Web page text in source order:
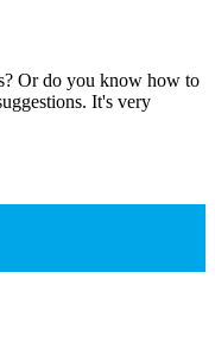
Or do you know how to
It's very